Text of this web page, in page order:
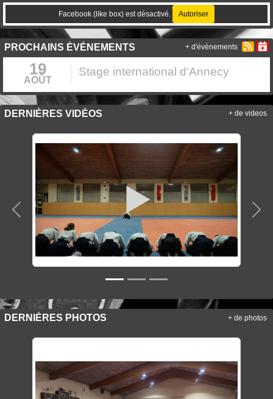
Facebook (like box) est désactivé. Autoriser
PROCHAINS ÉVÉNEMENTS
19
AOÛT
Stage international d'Annecy
+ d'évènements
DERNIÈRES VIDÉOS
Précedent
+ de videos
DERNIÈRES PHOTOS + de photos